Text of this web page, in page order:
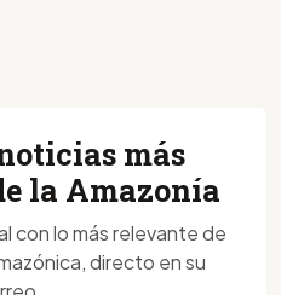
más
la Amazonía
con lo más relevante de
directo en su